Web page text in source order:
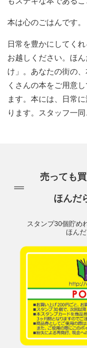
本は心のごはんです。
日常を豊かにしてく
お越しください。ほ
け」。あなたの街の
くさんの本をご用意
ます。本には、日常
ります。スタッフ一
売っても
ほんだ
スタンプ30個貯め
ほん